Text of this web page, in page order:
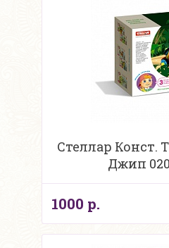
Стеллар Конст.
Джип
1000 р.